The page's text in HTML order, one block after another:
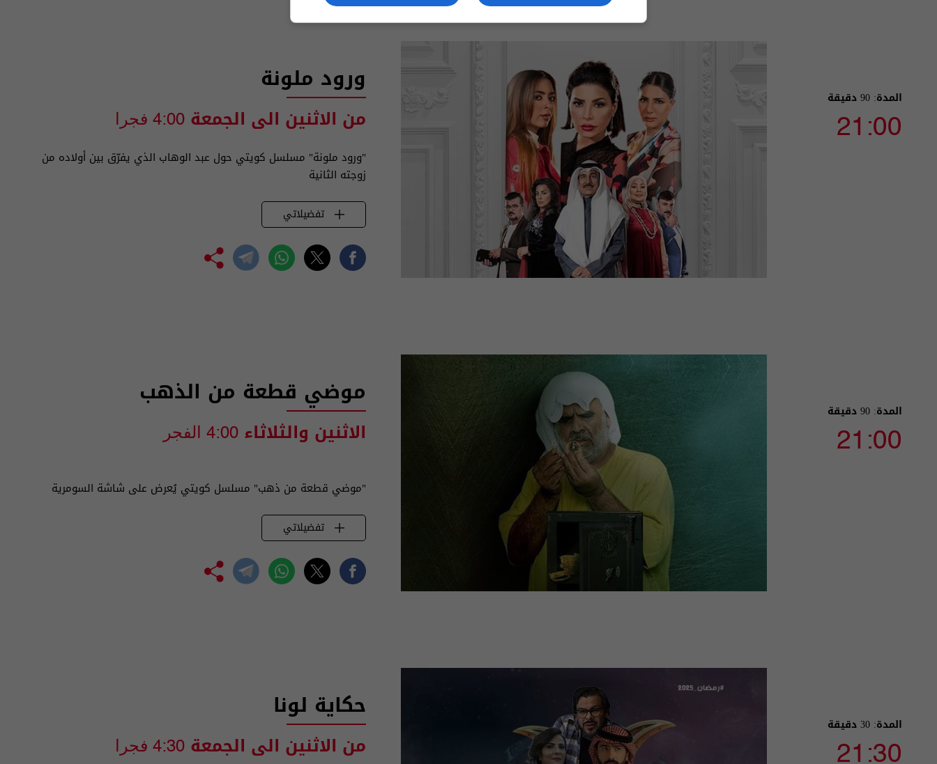
المدة: 90 دقيقة
21:00
ورود ملونة
من الاثنين الى الجمعة 4:00 فجرا
"ورود ملونة" مسلسل كويتي حول عبد الوهاب الذي يفرّق بين أولاده من
زوجته الثانية
تفضيلاتي
المدة: 90 دقيقة
21:00
موضي قطعة من الذهب
الاثنين والثلاثاء 4:00 الفجر
"موضي قطعة من ذهب" مسلسل كويتي يُعرض على شاشة السومرية
تفضيلاتي
المدة: 30 دقيقة
21:30
حكاية لونا
من الاثنين الى الجمعة 4:30 فجرا